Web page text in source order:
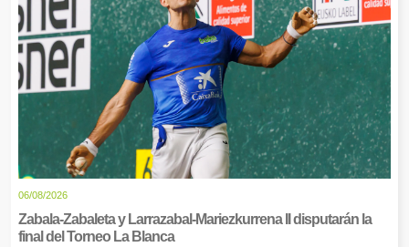
06/08/2026
Zabala-Zabaleta y Larrazabal-Mariezkurrena II disputarán la
final del Torneo La Blanca